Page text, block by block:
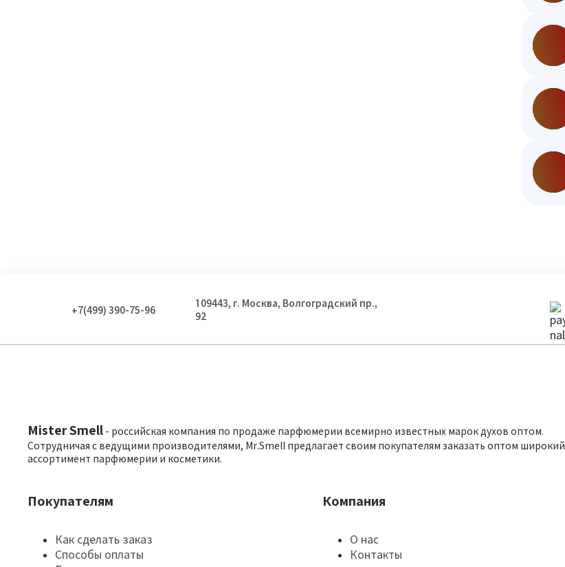
+7(499) 390-75-96
109443, г. Москва, Волгоградский пр.,
92
Mister Smell - российская компания по продаже парфюмерии всемирно известных марок духов оптом.
Сотрудничая с ведущими производителями, Mr.Smell предлагает своим покупателям заказать оптом широкий
ассортимент парфюмерии и косметики.
Покупателям
Как сделать заказ
Способы оплаты
Компания
О нас
Контакты